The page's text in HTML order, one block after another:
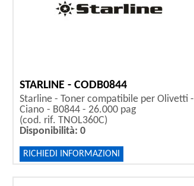
STARLINE - CODB0844
Starline - Toner compatibile per Olivetti -
Ciano - B0844 - 26.000 pag
(cod. rif. TNOL360C)
Disponibilità: 0
RICHIEDI INFORMAZIONI